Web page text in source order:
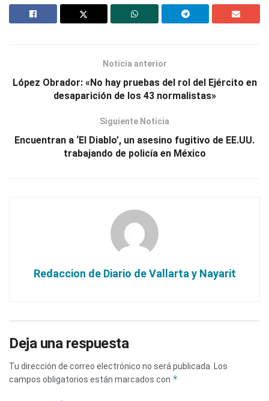
Noticia anterior
López Obrador: «No hay pruebas del rol del Ejército en
desaparición de los 43 normalistas»
Siguiente Noticia
Encuentran a ‘El Diablo’, un asesino fugitivo de EE.UU.
trabajando de policía en México
Redaccion de Diario de Vallarta y Nayarit
Deja una respuesta
Tu dirección de correo electrónico no será publicada. Los
campos obligatorios están marcados con *